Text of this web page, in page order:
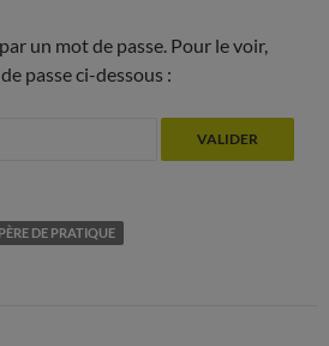
un mot de passe. Pour le voir,
passe ci-dessous :
DE PRATIQUE